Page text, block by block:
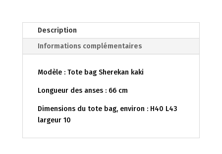
Description
Informations complémentaires
Modèle : Tote bag Sherekan kaki
Longueur des anses : 66 cm
Dimensions du tote bag, environ : H40 L43
largeur 10